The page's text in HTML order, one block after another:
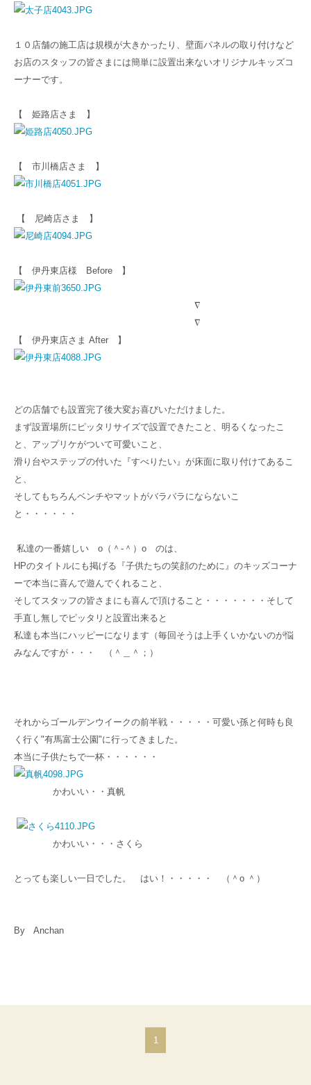
１０店舗の施工店は規模が大きかったり、壁面パネルの取り付けなど
お店のスタッフの皆さまには簡単に設置出来ないオリジナルキッズコ
ーナーです。
【 姫路店さま 】
【 市川橋店さま 】
【 尼崎店さま 】
【 伊丹東店様 Before 】
∇
∇
【 伊丹東店さま After 】
どの店舗でも設置完了後大変お喜びいただけました。
まず設置場所にピッタリサイズで設置できたこと、明るくなったこ
と、アップリケがついて可愛いこと、
滑り台やステップの付いた『すべりたい』が床面に取り付けてあるこ
と、
そしてもちろんベンチやマットがバラバラにならないこ
と・・・・・・
私達の一番嬉しい о（＾-＾）о のは、
HPのタイトルにも掲げる『子供たちの笑顔のために』のキッズコーナ
ーで本当に喜んで遊んでくれること、
そしてスタッフの皆さまにも喜んで頂けること・・・・・・・そして
手直し無しでピッタリと設置出来ると
私達も本当にハッピーになります（毎回そうは上手くいかないのが悩
みなんですが・・・ （＾＿＾；）
それからゴールデンウイークの前半戦・・・・・可愛い孫と何時も良
く行く"有馬富士公園"に行ってきました。
本当に子供たちで一杯・・・・・・
かわいい・・真帆
かわいい・・・さくら
とっても楽しい一日でした。 はい！・・・・・ （＾о ＾）
By Anchan
1